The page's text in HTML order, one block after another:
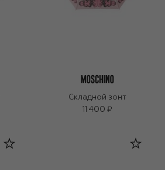
Складной зонт
11 400 ₽